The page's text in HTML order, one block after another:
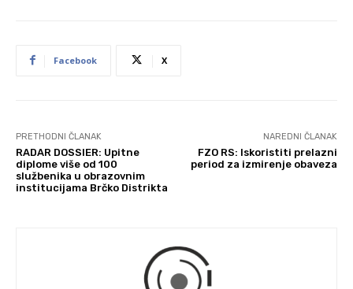
Facebook X
PRETHODNI ČLANAK
RADAR DOSSIER: Upitne
diplome više od 100
službenika u obrazovnim
institucijama Brčko Distrikta
NAREDNI ČLANAK
FZO RS: Iskoristiti prelazni
period za izmirenje obaveza